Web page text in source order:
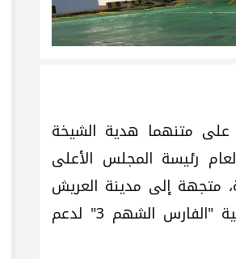
على متنهما هدية الشيخة
رئيسة المجلس الأعلى
متجهة إلى مدينة العريش
المصرية تمهيداً لإدخالها إلى قطاع غزة، وذلك ضمن عملية "الفارس الشهم 3" لدعم